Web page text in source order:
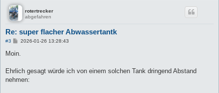
rotertrecker
abgefahren
Re: super flacher Abwassertantk
#3
B
i
a
2026-01-26 13:28:43
Moin.
Ehrlich gesagt würde ich von einem solchen Tank dringend Abstand
nehmen: